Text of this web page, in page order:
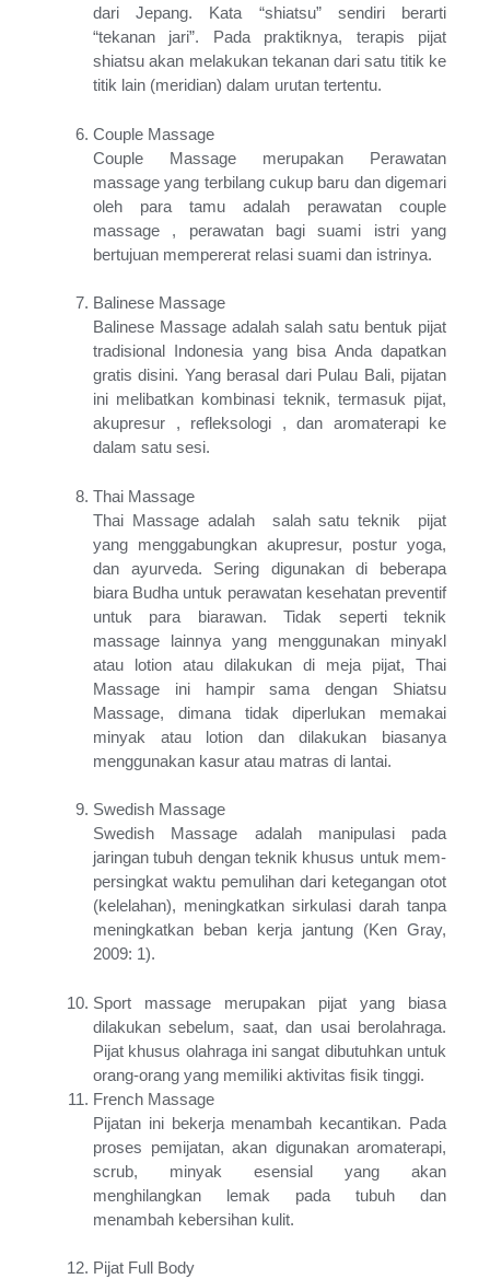
dari Jepang. Kata “shiatsu” sendiri berarti
“tekanan jari”. Pada praktiknya, terapis pijat
shiatsu akan melakukan tekanan dari satu titik ke
titik lain (meridian) dalam urutan tertentu.
Couple Massage
Couple Massage merupakan Perawatan
massage yang terbilang cukup baru dan digemari
oleh para tamu adalah perawatan couple
massage , perawatan bagi suami istri yang
bertujuan mempererat relasi suami dan istrinya.
Balinese Massage
Balinese Massage adalah salah satu bentuk pijat
tradisional Indonesia yang bisa Anda dapatkan
gratis disini. Yang berasal dari Pulau Bali, pijatan
ini melibatkan kombinasi teknik, termasuk pijat,
akupresur , refleksologi , dan aromaterapi ke
dalam satu sesi.
Thai Massage
Thai Massage adalah salah satu teknik pijat
yang menggabungkan akupresur, postur yoga,
dan ayurveda. Sering digunakan di beberapa
biara Budha untuk perawatan kesehatan preventif
untuk para biarawan. Tidak seperti teknik
massage lainnya yang menggunakan minyakl
atau lotion atau dilakukan di meja pijat, Thai
Massage ini hampir sama dengan Shiatsu
Massage, dimana tidak diperlukan memakai
minyak atau lotion dan dilakukan biasanya
menggunakan kasur atau matras di lantai.
Swedish Massage
Swedish Massage adalah manipulasi pada
jaringan tubuh dengan teknik khusus untuk mem-
persingkat waktu pemulihan dari ketegangan otot
(kelelahan), meningkatkan sirkulasi darah tanpa
meningkatkan beban kerja jantung (Ken Gray,
2009: 1).
Sport massage merupakan pijat yang biasa
dilakukan sebelum, saat, dan usai berolahraga.
Pijat khusus olahraga ini sangat dibutuhkan untuk
orang-orang yang memiliki aktivitas fisik tinggi.
French Massage
Pijatan ini bekerja menambah kecantikan. Pada
proses pemijatan, akan digunakan aromaterapi,
scrub, minyak esensial yang akan
menghilangkan lemak pada tubuh dan
menambah kebersihan kulit.
Pijat Full Body